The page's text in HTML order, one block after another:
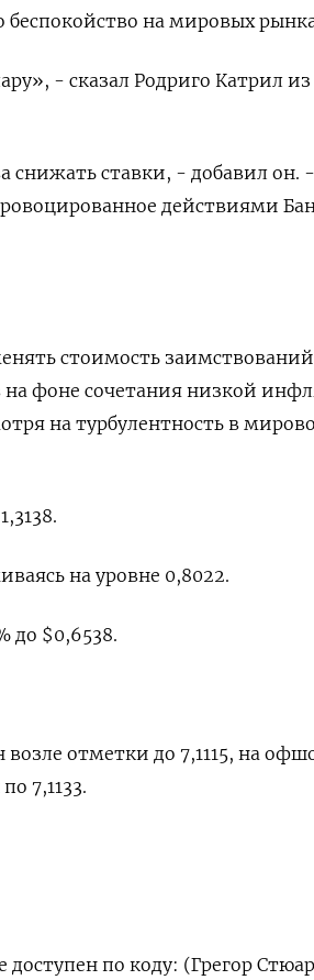
беспокойство на мировых
- сказал Родриго Катрил из
снижать ставки, - добавил он. -
действиями
стоимость
на фоне сочетания низкой
на турбулентность в
на уровне 0,8022​.
до $0,6538​.
отметки до​ 7,1115​, на
7,1133.
по коду: (Грегор